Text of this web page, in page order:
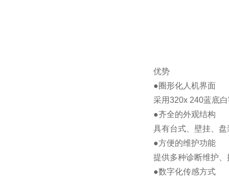
优势
●圈形化人机界面
采用320x 240蓝底
●齐全的外观结构
具有台式、壁挂、
●方便的维护功能
提供多种诊断维护
●数字化传感方式